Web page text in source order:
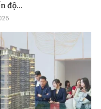
độ...